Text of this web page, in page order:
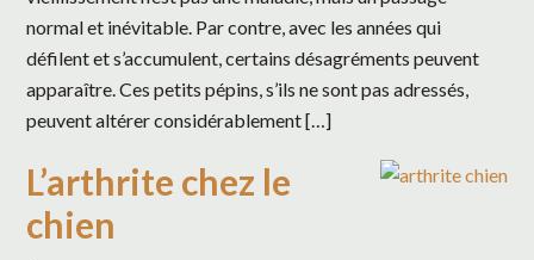
normal et inévitable. Par contre, avec les années qui
défilent et s’accumulent, certains désagréments peuvent
apparaître. Ces petits pépins, s’ils ne sont pas adressés,
peuvent altérer considérablement […]
L’arthrite chez le
chien